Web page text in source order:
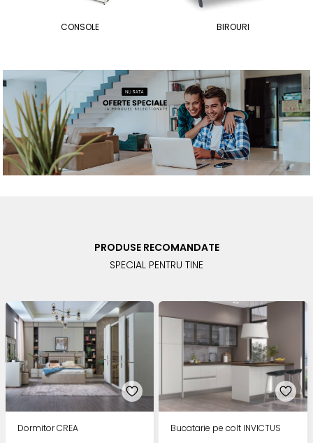
CONSOLE BIROURI
PRODUSE RECOMANDATE
SPECIAL PENTRU TINE
Dormitor CREA Bucatarie pe colt INVICTUS